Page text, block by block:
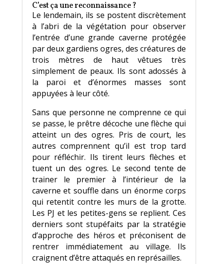
C’est ça une reconnaissance ?
Le lendemain, ils se postent discrètement
à l’abri de la végétation pour observer
l’entrée d’une grande caverne protégée
par deux gardiens ogres, des créatures de
trois mètres de haut vêtues très
simplement de peaux. Ils sont adossés à
la paroi et d’énormes masses sont
appuyées à leur côté.
Sans que personne ne comprenne ce qui
se passe, le prêtre décoche une flèche qui
atteint un des ogres. Pris de court, les
autres comprennent qu’il est trop tard
pour réfléchir. Ils tirent leurs flèches et
tuent un des ogres. Le second tente de
trainer le premier à l’intérieur de la
caverne et souffle dans un énorme corps
qui retentit contre les murs de la grotte.
Les PJ et les petites-gens se replient. Ces
derniers sont stupéfaits par la stratégie
d’approche des héros et préconisent de
rentrer immédiatement au village. Ils
craignent d’être attaqués en représailles.